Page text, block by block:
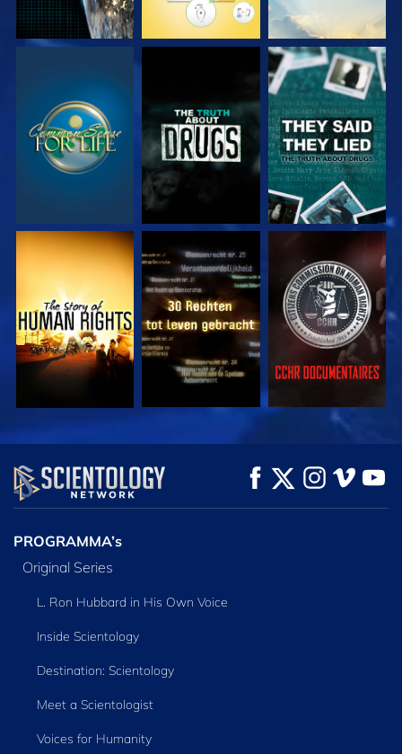
KIJK KIJK KIJK
KIJK KIJK KIJK
KIJK VERKEN DE SERIE
PROGRAMMA’s
Original Series
L. Ron Hubbard in His Own Voice
Inside Scientology
Destination: Scientology
Meet a Scientologist
Voices for Humanity